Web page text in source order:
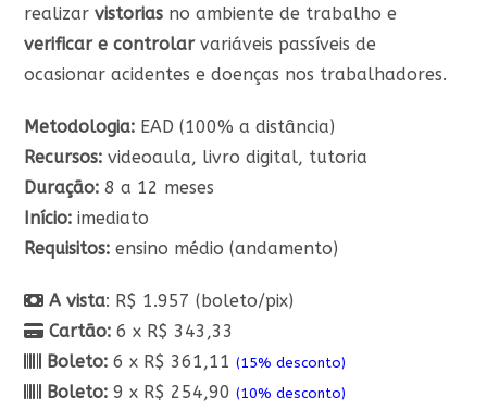
realizarvistorias no ambiente de trabalho e
verificar e controlarvariáveis passíveis de
ocasionar acidentes e doenças nos trabalhadores.
Metodologia: EAD (100% a distância)
Recursos: videoaula, livro digital, tutoria
Duração:8 a 12 meses
Início: imediato
Requisitos: ensino médio (andamento)
A vista: R$ 1.957 (boleto/pix)
Cartão: 6 x R$ 343,33
Boleto: 6 x R$ 361,11(15% desconto)
Boleto: 9 x R$ 254,90(10% desconto)